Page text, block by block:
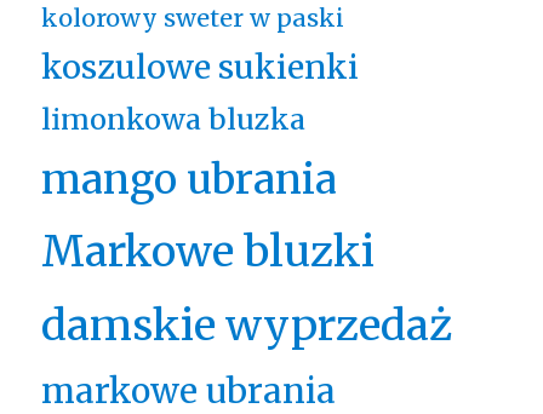
kolorowy sweter w paski
koszulowe sukienki
limonkowa bluzka
mango ubrania
Markowe bluzki
damskie wyprzedaż
markowe ubrania